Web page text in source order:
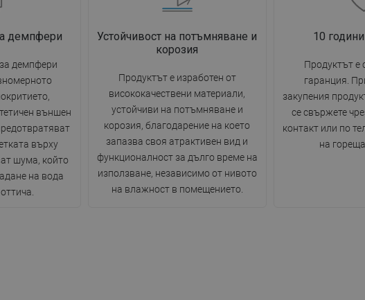
демпфери
демпфери
външен
върху
шума, който
на вода
Устойчивост на потъмняване и
корозия
Продуктът е изработен от
висококачествени материали,
устойчиви на потъмняване и
корозия, благодарение на което
запазва своя атрактивен вид и
функционалност за дълго време на
използване, независимо от нивото
на влажност в помещението.
10
Продуктът е
гаранция.
закупения
се свържете
контакт или по
на